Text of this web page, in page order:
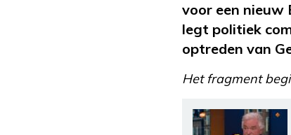
voor een nieuw
legt politiek
optreden van
Het fragment